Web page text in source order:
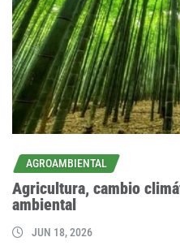
AGROAMBIENTAL
Agricultura, cambio
ambiental
JUN 18, 2026